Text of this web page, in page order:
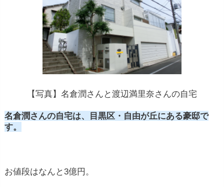
【写真】名倉潤さんと渡辺満里奈さんの自宅
名倉潤さんの自宅は、目黒区・自由が丘にある豪邸で
す。
お値段はなんと3億円。